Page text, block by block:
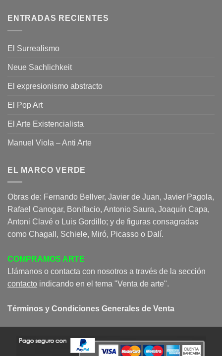
ENTRADAS RECIENTES
El Surrealismo
Neue Sachlichkeit
El expresionismo abstracto
El Pop Art
El Arte Existencialista
Manuel Viola – Anti Arte
EL MARCO VERDE
Obras de: Fernando Bellver, Javier de Juan, Javier Pagola,
Rafael Canogar, Bonifacio, Antonio Saura, Joaquín Capa,
Antoni Clavé o Luis Gordillo; y de figuras consagradas
como Chagall, Schiele, Miró, Picasso o Dalí.
COMPRAMOS ARTE
Llámanos o contacta con nosotros a través de la sección
contacto indicando en el tema "Venta de arte".
Términos y Condiciones Generales de Venta